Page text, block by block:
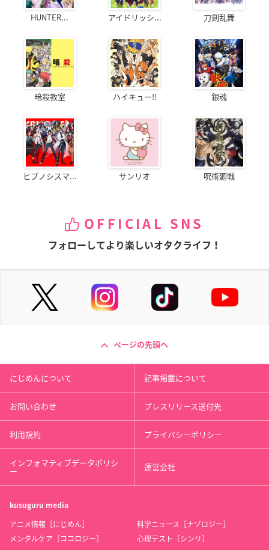
HUNTER... アイドリッシ... 刀剣乱舞
暗殺教室 ハイキュー!! 銀魂
ヒプノシスマ... サンリオ 呪術廻戦
OFFICIAL SNS
フォローしてより楽しいオタクライフ！
ページの先頭へ
にじめんについて 記事掲載について
お問い合わせ プレスリリース送付先
利用規約 プライバシーポリシー
インフォマティブデータポリシ
ー 運営会社
kusuguru media
アニメ情報［にじめん］
科学ニュース［ナゾロジー］
メンタルケア［ココロジー］
心理テスト［シンリ］